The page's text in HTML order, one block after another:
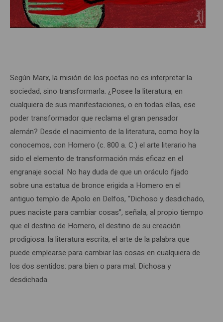
Según Marx, la misión de los poetas no es interpretar la
sociedad, sino transformarla. ¿Posee la literatura, en
cualquiera de sus manifestaciones, o en todas ellas, ese
poder transformador que reclama el gran pensador
alemán? Desde el nacimiento de la literatura, como hoy la
conocemos, con Homero (c. 800 a. C.) el arte literario ha
sido el elemento de transformación más eficaz en el
engranaje social. No hay duda de que un oráculo fijado
sobre una estatua de bronce erigida a Homero en el
antiguo templo de Apolo en Delfos, “Dichoso y desdichado,
pues naciste para cambiar cosas”, señala, al propio tiempo
que el destino de Homero, el destino de su creación
prodigiosa: la literatura escrita, el arte de la palabra que
puede emplearse para cambiar las cosas en cualquiera de
los dos sentidos: para bien o para mal. Dichosa y
desdichada.